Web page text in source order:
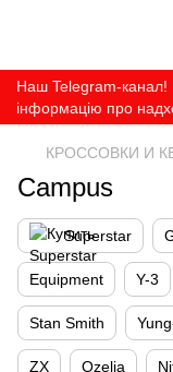
Наш Telegram-канал!
інформацію про
КРОССОВКИ И
Campus
Superstar
Equipment Y-3
Stan Smith
ZX Ozelia